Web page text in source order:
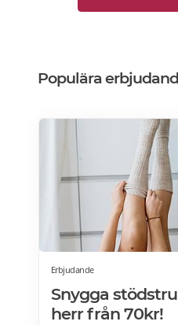
Populära
Erbjudande
Snygga
herr från 70kr!